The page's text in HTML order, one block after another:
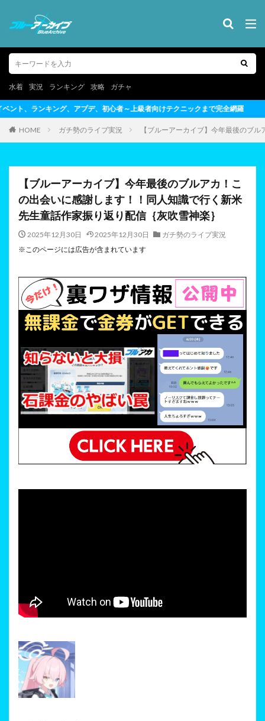
水着 実況 ランキング 攻略 ガチャ
～上級者向けテクニックまで完全網羅
HOME ガチ勢のライブ実況 【ブルーアーカイブ】今年最後のブ
【ブルーアーカイブ】今年最後のブルアカ！こ
の出会いに感謝します！！同人知識で行く新米
先生童話作家振り返り配信｛灰吹雪神楽｝
2025年12月30日 2025年12月30日
ガチ勢のライブ実況
※このページには広告が含まれています